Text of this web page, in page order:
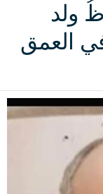
ولد
العمق